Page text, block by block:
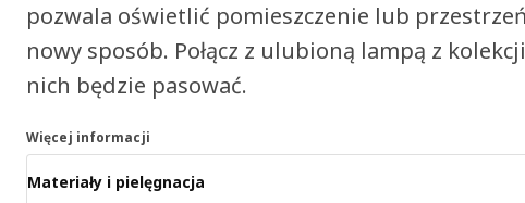
pozwala oświetlić pomieszczenie lub
nowy sposób. Połącz z ulubioną lampą z
nich będzie pasować.
Więcej informacji
Materiały i pielęgnacja